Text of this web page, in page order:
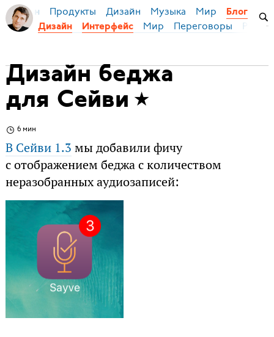
Бирман Продукты Дизайн Музыка Мир
Блог
Дизайн
Интерфейс Мир Переговоры
Дизайн беджа
для Сейви
6 мин
В Сейви 1.3 мы добавили фичу
с отображением беджа с количеством
неразобранных аудиозаписей: